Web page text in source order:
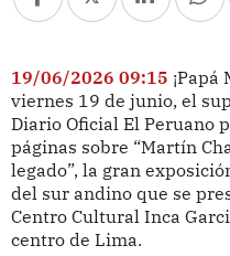
19/06/2026 09:15
viernes 19 de junio, el
Diario Oficial El Peruano
páginas sobre “Martín
legado”, la gran
del sur andino que se
Centro Cultural Inca
centro de Lima.